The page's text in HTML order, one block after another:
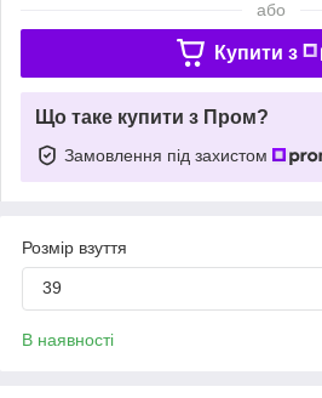
або
Купити з
Що таке купити з Пром?
Замовлення під захистом
Розмір взуття
39
В наявності